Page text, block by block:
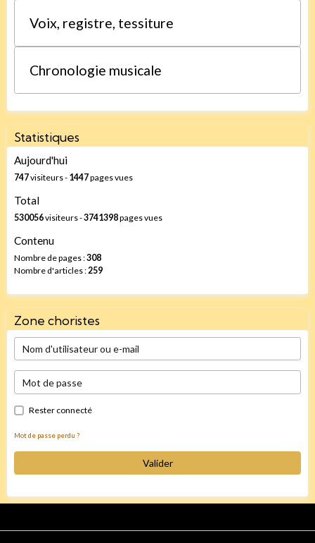
Voix, registre, tessiture
Chronologie musicale
Statistiques
Aujourd'hui
747visiteurs - 1447pages vues
Total
530056visiteurs -3741398pages vues
Contenu
Nombre de pages :308
Nombre d'articles : 259
Zone choristes
Rester connecté
Mot de passe perdu ?
Valider